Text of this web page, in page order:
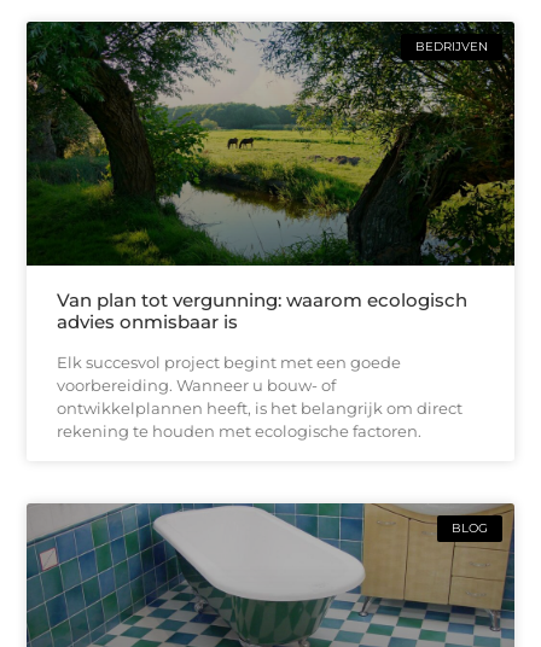
BEDRIJVEN
Van plan tot vergunning: waarom ecologisch
advies onmisbaar is
Elk succesvol project begint met een goede
voorbereiding. Wanneer u bouw- of
ontwikkelplannen heeft, is het belangrijk om direct
rekening te houden met ecologische factoren.
BLOG